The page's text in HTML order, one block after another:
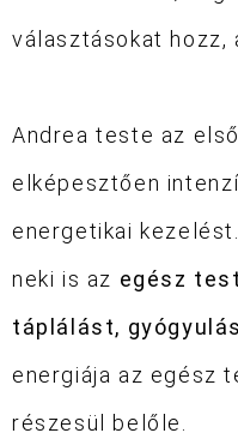
választásokat hozz,
Andrea teste az
elképesztően
energetikai
neki is az egész
táplálást,
energiája az egész
részesül belőle.